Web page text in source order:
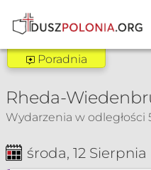
Poradnia
Zakres pomocy:
Poradnia
Poradnia dla
Poradnia
Msza Św. i nabożeństwa
Rheda-
Wydarzenia w
środa, 12 Sierpnia